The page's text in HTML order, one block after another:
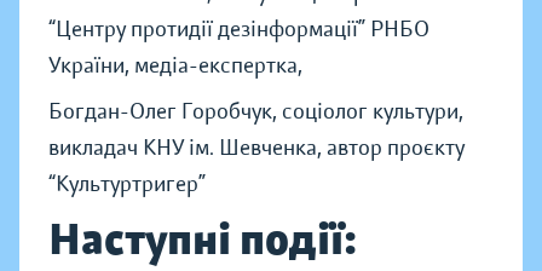
“Центру протидії дезінформації” РНБО
України, медіа-експертка,
Богдан-Олег Горобчук, соціолог культури,
викладач КНУ ім. Шевченка, автор проєкту
“Культуртригер”
Наступні події: